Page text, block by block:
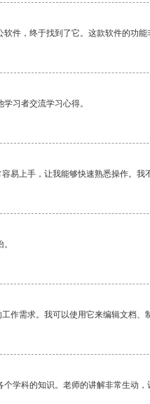
件，终于找到了它。这款软件的功
习者交流学习心得。
易上手，让我能够快速熟悉操作。我
作需求。我可以使用它来编辑文档、
学科的知识。老师的讲解非常生动，